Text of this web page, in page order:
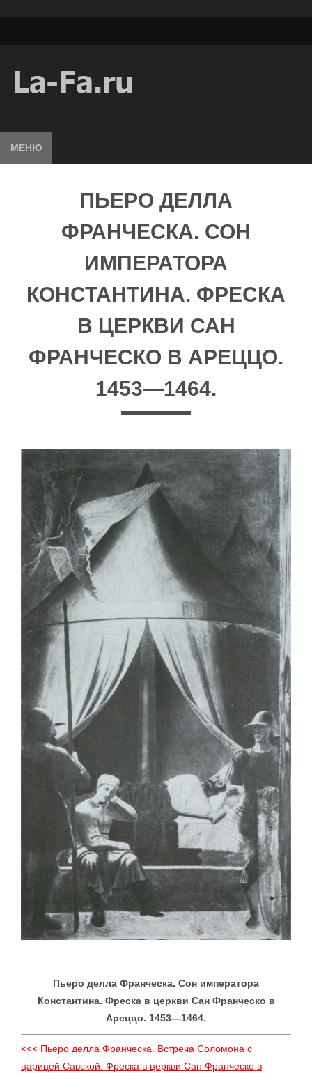
МЕНЮ
ПЬЕРО ДЕЛЛА
ФРАНЧЕСКА. СОН
ИМПЕРАТОРА
КОНСТАНТИНА. ФРЕСКА
В ЦЕРКВИ САН
ФРАНЧЕСКО В АРЕЦЦО.
1453—1464.
Пьеро делла Франческа. Сон императора
Константина. Фреска в церкви Сан Франческо в
Ареццо. 1453—1464.
<<< Пьеро делла Франческа. Встреча Соломона с
царицей Савской. Фреска в церкви Сан Франческо в